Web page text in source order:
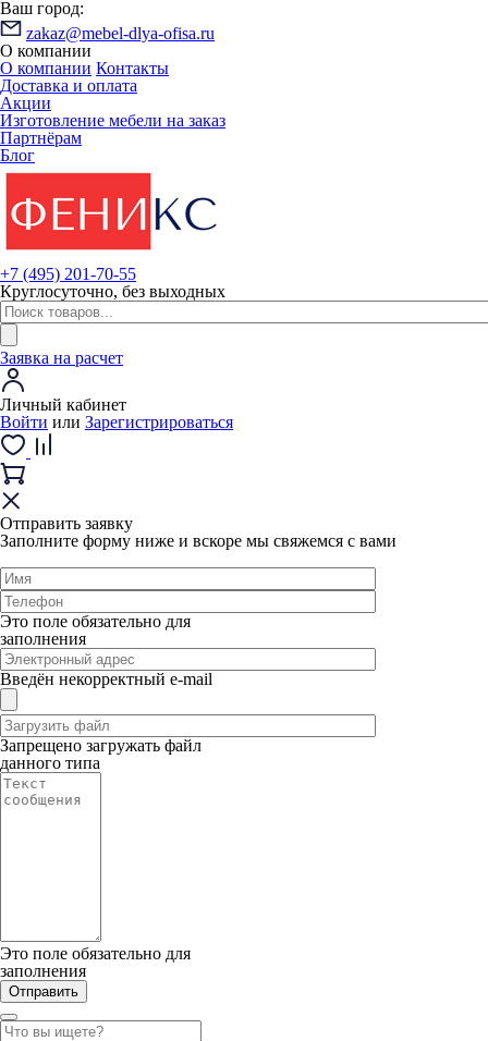
Ваш город:
zakaz@mebel-dlya-ofisa.ru
О компании
О компании Контакты
Доставка и оплата
Акции
Изготовление мебели на заказ
Партнёрам
Блог
+7 (495) 201-70-55
Круглосуточно, без выходных
Заявка на расчет
Личный кабинет
Войти или Зарегистрироваться
Отправить заявку
Заполните форму ниже и вскоре мы свяжемся с вами
Это поле обязательно для
заполнения
Введён некорректный e-mail
Запрещено загружать файл
данного типа
Это поле обязательно для
заполнения